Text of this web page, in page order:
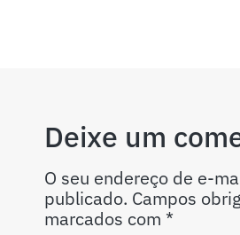
Deixe um
O seu endereço de e-
publicado. Campos
marcados com *